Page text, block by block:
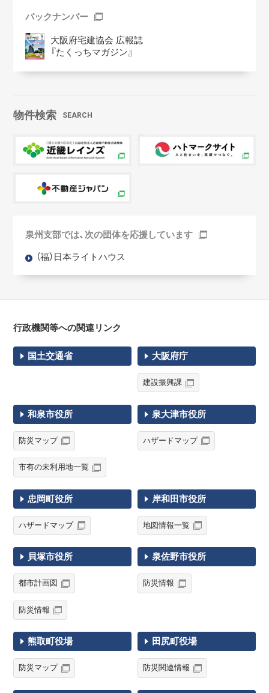
バックナンバー
大阪府宅建協会 広報誌
『たくっちマガジン』
物件検索 SEARCH
泉州支部では、次の団体を応援しています
（福）日本ライトハウス
行政機関等への関連リンク
国土交通省 大阪府庁
建設振興課
和泉市役所
防災マップ
市有の未利用地一覧
泉大津市役所
ハザードマップ
忠岡町役所
ハザードマップ
岸和田市役所
地図情報一覧
貝塚市役所
都市計画図
防災情報
泉佐野市役所
防災情報
熊取町役場
防災マップ
田尻町役場
防災関連情報